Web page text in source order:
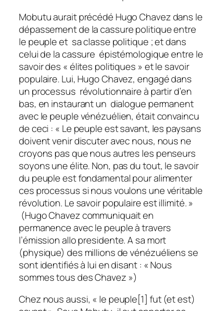
Mobutu aurait précédé Hugo Chavez dans le
dépassement de la cassure politique entre
le peuple et sa classe politique ; et dans
celui de la cassure épistémologique entre le
savoir des « élites politiques » et le savoir
populaire. Lui, Hugo Chavez, engagé dans
un processus révolutionnaire à partir d’en
bas, en instaurant un dialogue permanent
avec le peuple vénézuélien, était convaincu
de ceci : « Le peuple est savant, les paysans
doivent venir discuter avec nous, nous ne
croyons pas que nous autres les penseurs
soyons une élite. Non, pas du tout, le savoir
du peuple est fondamental pour alimenter
ces processus si nous voulons une véritable
révolution. Le savoir populaire est illimité. »
(Hugo Chavez communiquait en
permanence avec le peuple à travers
l’émissionallo presidente.A sa mort
(physique) des millions de vénézuéliens se
sont identifiés à lui en disant : « Nous
sommes tous des Chavez »)
Chez nous aussi, « le peuple[1] fut (et est)